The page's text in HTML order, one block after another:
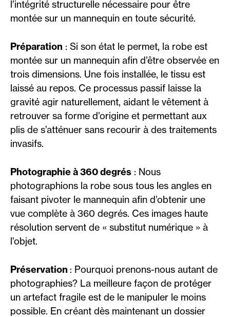
l’intégrité structurelle nécessaire pour être
montée sur un mannequin en toute sécurité.
Préparation : Si son état le permet, la robe est
montée sur un mannequin afin d’être observée en
trois dimensions. Une fois installée, le tissu est
laissé au repos. Ce processus passif laisse la
gravité agir naturellement, aidant le vêtement à
retrouver sa forme d’origine et permettant aux
plis de s’atténuer sans recourir à des traitements
invasifs.
Photographie à 360 degrés : Nous
photographions la robe sous tous les angles en
faisant pivoter le mannequin afin d’obtenir une
vue complète à 360 degrés. Ces images haute
résolution servent de « substitut numérique » à
l’objet.
Préservation : Pourquoi prenons-nous autant de
photographies? La meilleure façon de protéger
un artefact fragile est de le manipuler le moins
possible. En créant dès maintenant un dossier